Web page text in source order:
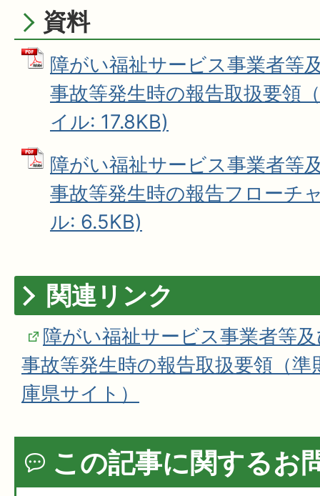
資料
障がい福祉サービス事業者等
事故等発生時の報告取扱要領
イル: 17.8KB)
障がい福祉サービス事業者等
事故等発生時の報告フローチ
ル: 6.5KB)
関連リンク
障がい福祉サービス事業者等
事故等発生時の報告取扱要領（
庫県サイト）
この記事に関するお